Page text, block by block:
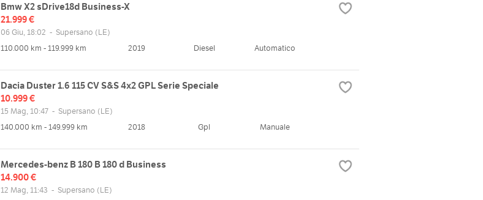
Bmw X2 sDrive18d Business-X
21.999 €
06 Giu, 18:02 - Supersano (LE)
110.000 km - 119.999 km
2019 Diesel Automatico
Dacia Duster 1.6 115 CV S&S 4x2 GPL Serie Speciale
10.999 €
15 Mag, 10:47 - Supersano (LE)
140.000 km - 149.999 km
2018 Gpl Manuale
Mercedes-benz B 180 B 180 d Business
14.900 €
12 Mag, 11:43 - Supersano (LE)